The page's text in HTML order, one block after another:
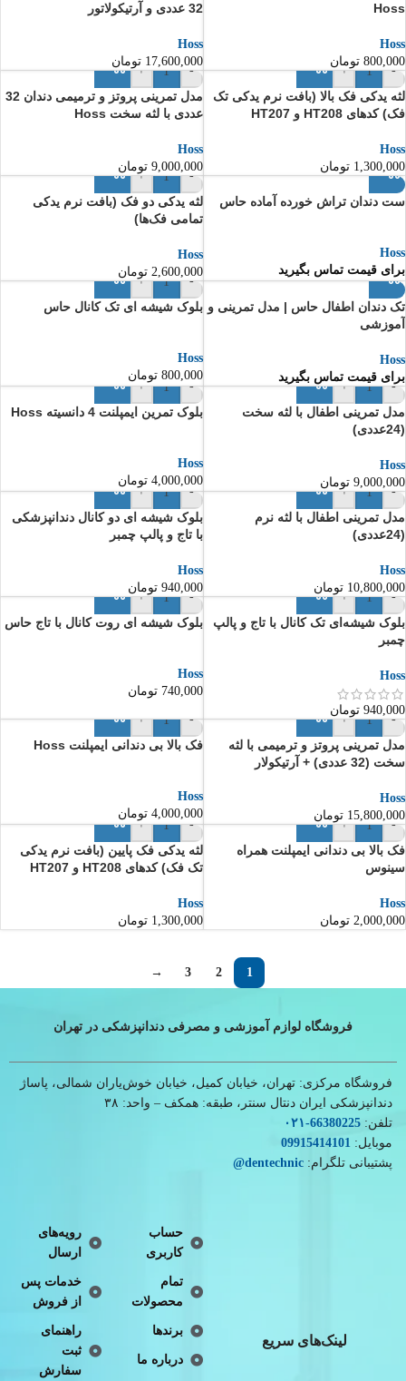
Hoss
Hoss
800,000 تومان
32 عددی و آرتیکولاتور
Hoss
17,600,000 تومان
-
+
لثه یدکی فک بالا (بافت نرم یدکی تک
فک) کدهای HT208 و HT207
Hoss
1,300,000 تومان
-
+
مدل تمرینی پروتز و ترمیمی دندان 32
عددی با لثه سخت Hoss
Hoss
9,000,000 تومان
ست دندان تراش خورده آماده حاس
Hoss
برای قیمت تماس بگیرید
-
+
لثه یدکی دو فک (بافت نرم یدکی
تمامی فک‌ها)
Hoss
2,600,000 تومان
تک دندان اطفال حاس | مدل تمرینی و
آموزشی
Hoss
برای قیمت تماس بگیرید
-
+
بلوک شیشه ای تک کانال حاس
Hoss
800,000 تومان
-
+
مدل تمرینی اطفال با لثه سخت
(24عددی)
Hoss
9,000,000 تومان
-
+
بلوک تمرین ایمپلنت 4 دانسیته Hoss
Hoss
4,000,000 تومان
-
+
مدل تمرینی اطفال با لثه نرم
(24عددی)
Hoss
10,800,000 تومان
-
+
بلوک شیشه ای دو کانال دندانپزشکی
با تاج و پالپ چمبر
Hoss
940,000 تومان
-
+
بلوک شیشه‌ای تک کانال با تاج و پالپ
چمبر
Hoss
940,000 تومان
-
+
بلوک شیشه ای روت کانال با تاج حاس
Hoss
740,000 تومان
-
+
مدل تمرینی پروتز و ترمیمی با لثه
سخت (32 عددی) + آرتیکولار
Hoss
15,800,000 تومان
-
+
فک بالا بی دندانی ایمپلنت Hoss
Hoss
4,000,000 تومان
-
+
فک بالا بی دندانی ایمپلنت همراه
سینوس
Hoss
2,000,000 تومان
-
+
لثه یدکی فک پایین (بافت نرم یدکی
تک فک) کدهای HT208 و HT207
Hoss
1,300,000 تومان
1
2
3
→
فروشگاه لوازم آموزشی و مصرفی دندانپزشکی در تهران
فروشگاه مرکزی: تهران، خیابان کمیل، خیابان خوش‌یاران شمالی، پاساژ
دندانپزشکی ایران دنتال سنتر، طبقه: همکف – واحد: ۳۸
تلفن: 66380225-۰۲۱
موبایل: 09915414101
پشتیبانی تلگرام: dentechnic
@
لینک‌های سریع
حساب
کاربری
تمام
محصولات
برندها
درباره ما
رویه‌های
ارسال
خدمات پس
از فروش
راهنمای
ثبت
سفارش